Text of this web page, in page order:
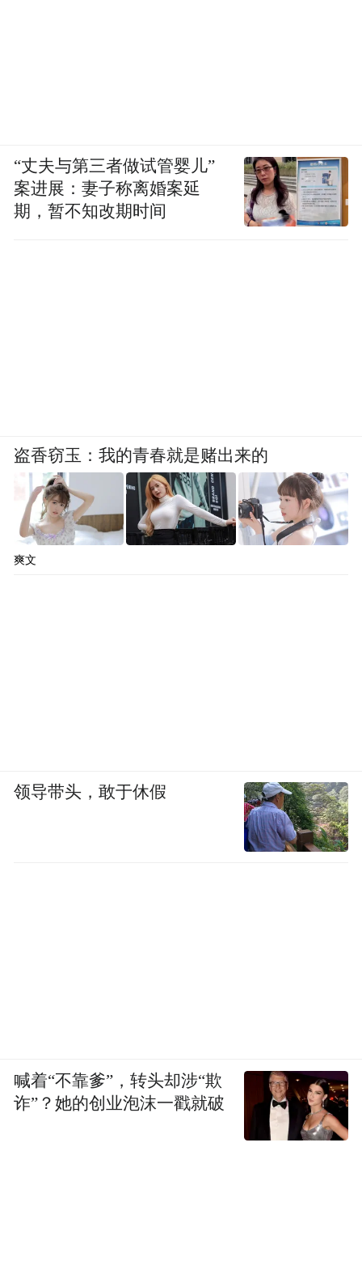
“丈夫与第三者做试管婴儿”
案进展：妻子称离婚案延
期，暂不知改期时间
盗香窃玉：我的青春就是赌出来的
爽文
领导带头，敢于休假
喊着“不靠爹”，转头却涉“欺
诈”？她的创业泡沫一戳就破